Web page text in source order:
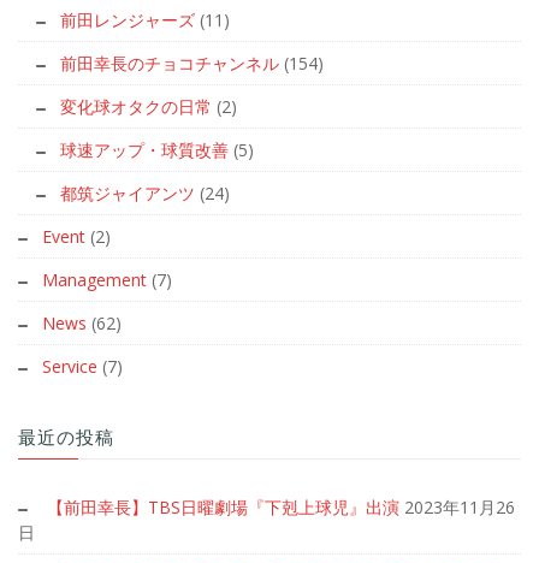
前田レンジャーズ (11)
前田幸長のチョコチャンネル (154)
変化球オタクの日常 (2)
球速アップ・球質改善 (5)
都筑ジャイアンツ (24)
Event (2)
Management (7)
News (62)
Service (7)
最近の投稿
【前田幸長】TBS日曜劇場『下剋上球児』出演 2023年11月26
日